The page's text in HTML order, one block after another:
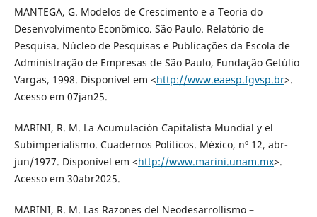
MANTEGA, G. Modelos de Crescimento e a Teoria do
Desenvolvimento Econômico. São Paulo. Relatório de
Pesquisa. Núcleo de Pesquisas e Publicações da Escola de
Administração de Empresas de São Paulo, Fundação Getúlio
Vargas, 1998. Disponível em <http://www.eaesp.fgvsp.br>.
Acesso em 07jan25.
MARINI, R. M. La Acumulación Capitalista Mundial y el
Subimperialismo. Cuadernos Políticos. México, nº 12, abr-
jun/1977. Disponível em <http://www.marini.unam.mx>.
Acesso em 30abr2025.
MARINI, R. M. Las Razones del Neodesarrollismo –